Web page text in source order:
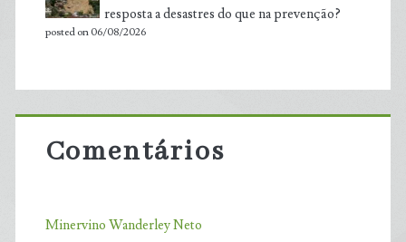
resposta a desastres do que na prevenção?
posted on 06/08/2026
Comentários
Minervino Wanderley Neto